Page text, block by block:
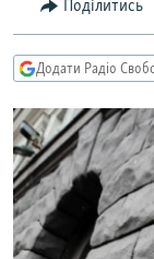
пошукуКУЛЬТУРА
СПОРТ
СВІТ
КРИМ.РЕАЛІЇ
ТИ ЯК?
МУЛЬТИМЕДІА
ФОТО
СПЕЦПРОЄКТИ
Поділитись
Додати Радіо